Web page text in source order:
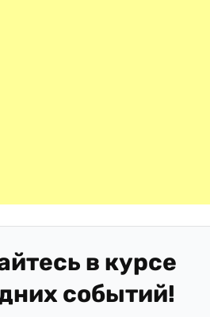
в курсе
событий!